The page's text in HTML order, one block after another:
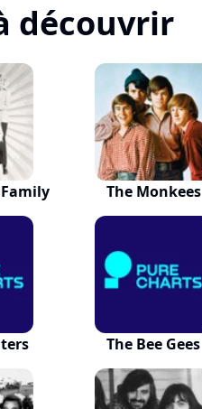
découvrir
The Monkees
The Bee Gees